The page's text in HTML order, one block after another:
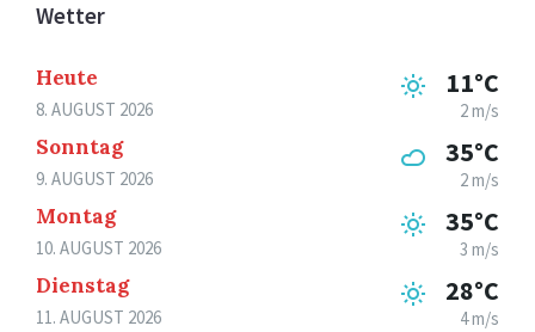
Wetter
Heute
8. AUGUST 2026
11°C
2 m/s
Sonntag
9. AUGUST 2026
35°C
2 m/s
Montag
10. AUGUST 2026
35°C
3 m/s
Dienstag
11. AUGUST 2026
28°C
4 m/s